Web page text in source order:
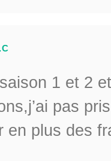
1 et 2
pas
en plus des